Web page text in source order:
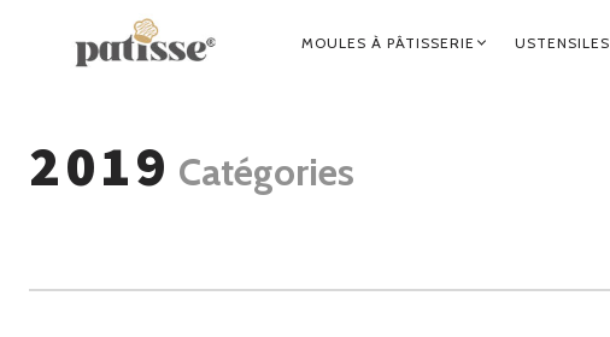
NAVIGATION
MOULES À PÂTISSERIE USTENSILES
2019 Catégories